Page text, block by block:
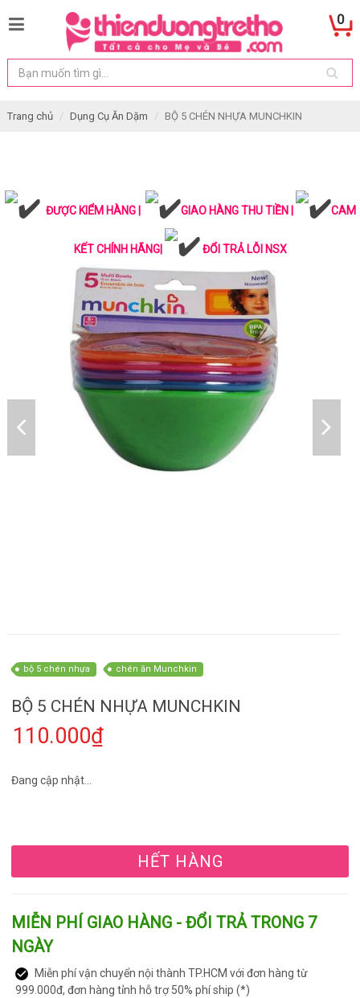
0
Trang chủ Dụng Cụ Ăn Dặm BỘ 5 CHÉN NHỰA MUNCHKIN
ĐƯỢC KIỂM HÀNG | GIAO HÀNG THU TIỀN | CAM
KẾT CHÍNH HÃNG| ĐỔI TRẢ LỖI NSX
bộ 5 chén nhựa chén ăn Munchkin
BỘ 5 CHÉN NHỰA MUNCHKIN
110.000₫
Đang cập nhật...
HẾT HÀNG
MIỄN PHÍ GIAO HÀNG - ĐỔI TRẢ TRONG 7
NGÀY
Miễn phí vận chuyển nội thành TP.HCM với đơn hàng từ
999.000đ, đơn hàng tỉnh hỗ trợ 50% phí ship (*)